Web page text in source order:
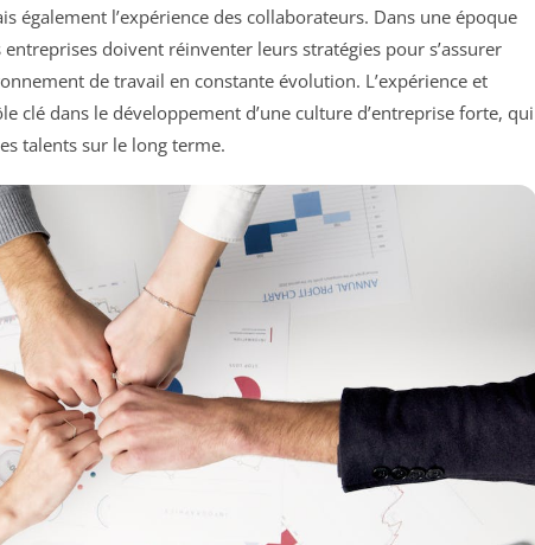
également l’expérience des collaborateurs. Dans une époque
doivent réinventer leurs stratégies pour s’assurer
de travail en constante évolution. L’expérience et
clé dans le développement d’une culture d’entreprise forte, qui
talents sur le long terme.